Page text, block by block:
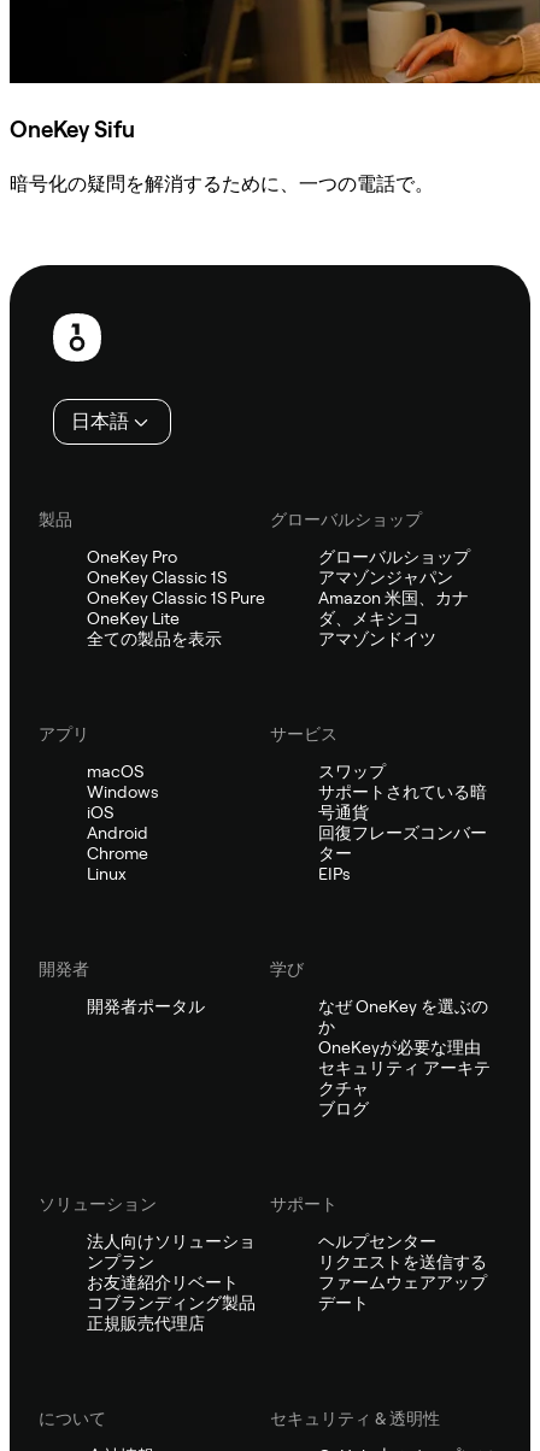
OneKey Sifu
暗号化の疑問を解消するために、一つの電話で。
フ
日本語
製品
OneKey Pro
OneKey Classic 1S
OneKey Classic 1S Pure
OneKey Lite
全ての製品を表示
グローバルショップ
グローバルショップ
アマゾンジャパン
Amazon 米国、カナ
ダ、メキシコ
アマゾンドイツ
アプリ
macOS
Windows
iOS
Android
Chrome
Linux
サービス
スワップ
サポートされている暗
号通貨
回復フレーズコンバー
ター
EIPs
開発者
開発者ポータル
学び
なぜ OneKey を選ぶの
か
OneKeyが必要な理由
セキュリティ アーキテ
クチャ
ブログ
ソリューション
法人向けソリューショ
ンプラン
お友達紹介リベート
コブランディング製品
正規販売代理店
サポート
ヘルプセンター
リクエストを送信する
ファームウェアアップ
デート
について
セキュリティ & 透明性